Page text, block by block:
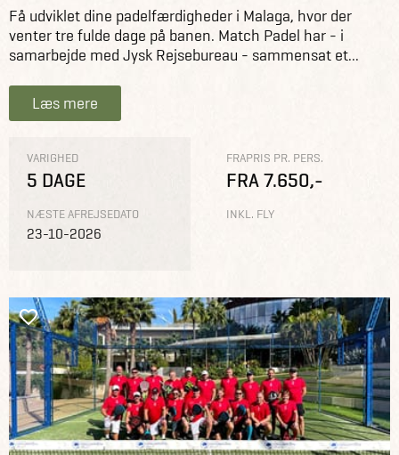
Få udviklet dine padelfærdigheder i Malaga, hvor der
venter tre fulde dage på banen. Match Padel har - i
samarbejde med Jysk Rejsebureau - sammensat et...
Læs mere
VARIGHED
5 DAGE
NÆSTE AFREJSEDATO
23-10-2026
FRAPRIS PR. PERS.
FRA 7.650,-
INKL. FLY